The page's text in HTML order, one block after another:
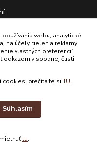
webu, analytické
na účely cielenia reklamy
vlastných preferencií
odkazom v spodnej časti
cookies, prečítajte siTU.
Súhlasím
tu.